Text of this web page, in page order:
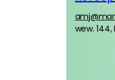
wew. 144,